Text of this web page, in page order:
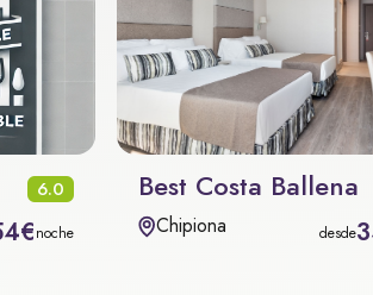
6.0
noche
Best Costa Ballena
Chipiona desde